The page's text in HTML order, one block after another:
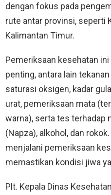
dengan fokus pada
rute antar provinsi, seperti
Kalimantan Timur.
Pemeriksaan kesehatan
penting, antara lain
saturasi oksigen, kadar
urat, pemeriksaan mata
warna), serta tes terhadap
(Napza), alkohol, dan
menjalani pemeriksaan
memastikan kondisi jiwa
Plt. Kepala Dinas